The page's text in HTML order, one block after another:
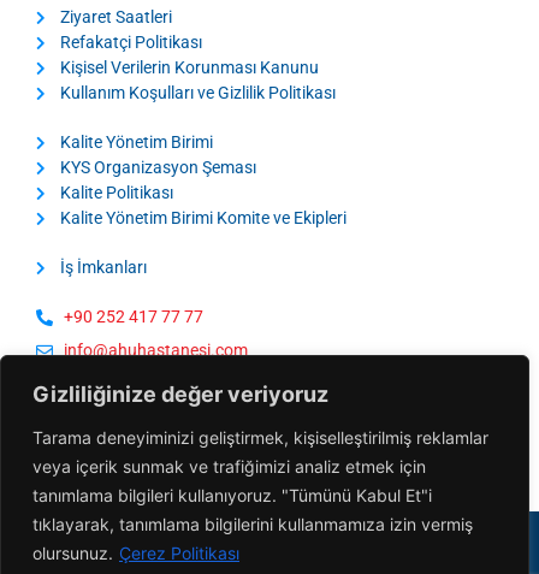
Gizliliğinize değer veriyoruz
Tarama deneyiminizi geliştirmek, kişiselleştirilmiş reklamlar
veya içerik sunmak ve trafiğimizi analiz etmek için
tanımlama bilgileri kullanıyoruz. "Tümünü Kabul Et"i
tıklayarak, tanımlama bilgilerini kullanmamıza izin vermiş
olursunuz. Çerez Politikası
Ziyaret Saatleri
Refakatçi Politikası
Kişisel Verilerin Korunması Kanunu
Kullanım Koşulları ve Gizlilik Politikası
Kalite Yönetim Birimi
KYS Organizasyon Şeması
Kalite Politikası
Kalite Yönetim Birimi Komite ve Ekipleri
İş İmkanları
+90 252 417 77 77
info@ahuhastanesi.com
Çıldır Mah. 167. Sokak No:3
48700 Marmaris / Türkiye
Ahu Hastanesi | @2026 Tüm Hakları Saklıdır
Son Güncelleme Tarihi: 09.07.2026 | Editör: C.Nurdan